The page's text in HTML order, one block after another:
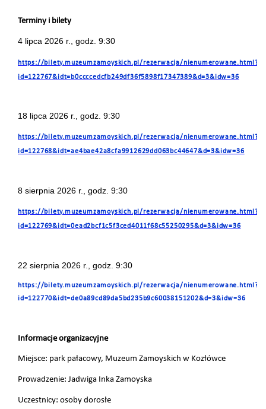
Terminy i bilety
4 lipca 2026 r., godz. 9:30
https://bilety.muzeumzamoyskich.pl/rezerwacja/nienumerowane.html?
id=122767&idt=b0ccccedcfb249df36f5898f17347389&d=3&idw=36
18 lipca 2026 r., godz. 9:30
https://bilety.muzeumzamoyskich.pl/rezerwacja/nienumerowane.html?
id=122768&idt=ae4bae42a8cfa9912629dd063bc44647&d=3&idw=36
8 sierpnia 2026 r., godz. 9:30
https://bilety.muzeumzamoyskich.pl/rezerwacja/nienumerowane.html?
id=122769&idt=0ead2bcf1c5f3ced4011f68c55250295&d=3&idw=36
22 sierpnia 2026 r., godz. 9:30
https://bilety.muzeumzamoyskich.pl/rezerwacja/nienumerowane.html?
id=122770&idt=de0a89cd89da5bd235b9c60038151202&d=3&idw=36
Informacje organizacyjne
Miejsce: park pałacowy, Muzeum Zamoyskich w Kozłówce
Prowadzenie: Jadwiga Inka Zamoyska
Uczestnicy: osoby dorosłe